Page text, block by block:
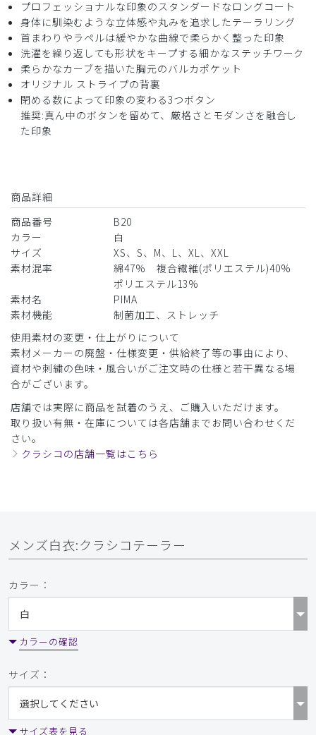
匿名様
購入確認済み
2025-12-28
年齢:60代 身長:166-170cm
数年前にクラシコテーラーMサイズを購入してサイズが合わ
ずSサイズに変更。今回も同品をSサイズで購入したが合わ
ずに返品した。同じSでサイズの変更があったのでしょう
役に立った 0
プロフェッショナルな印象のスタンダードなロングコート
身体に馴染むような立体感や丸みを追求したテーラリング
首まわりやラペルは緩やかな曲線で柔らかく整った印象
洗濯を繰り返しても形状をキープする細かなステッチワーク
柔らかなカーブを描いた胸元のバルカポケット
オリジナル ストライプの背裏
閉める数によって印象の変わる3つボタン
推奨:真ん中のボタンを留めて、厳格さとモダンさを融合し
た印象
商品詳細
商品番号
B20
カラー
白
サイズ
XS、S、M、L、XL、XXL
素材混率
綿47% 複合繊維(ポリエステル)40%
ポリエステル13%
素材名
PIMA
素材機能
制菌加工、ストレッチ
使用素材の変更・仕上がりについて
素材メーカーの廃盤・仕様変更・供給終了等の事由により、
資材や刺繍の色味・風合いがご注文時の仕様と若干異なる場
合がございます。
店舗では実際に商品を試着のうえ、ご購入いただけます。
取り扱い有無・在庫については各店舗までお問い合わせくだ
さい。
クラシコの店舗一覧はこちら
メンズ白衣:クラシコテーラー
カラー：
カラーの確認
サイズ：
サイズ表を見る